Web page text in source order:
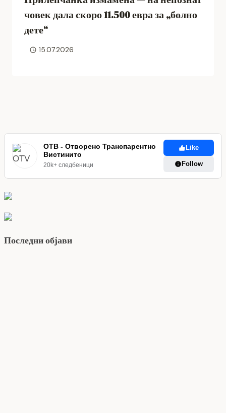
човек дала скоро 11.500 евра за „болно
дете“
15.07.2026
ОТВ - Отворено Транспарентно
Вистинито
20k+ следбеници
Like
Follow
Последни објави